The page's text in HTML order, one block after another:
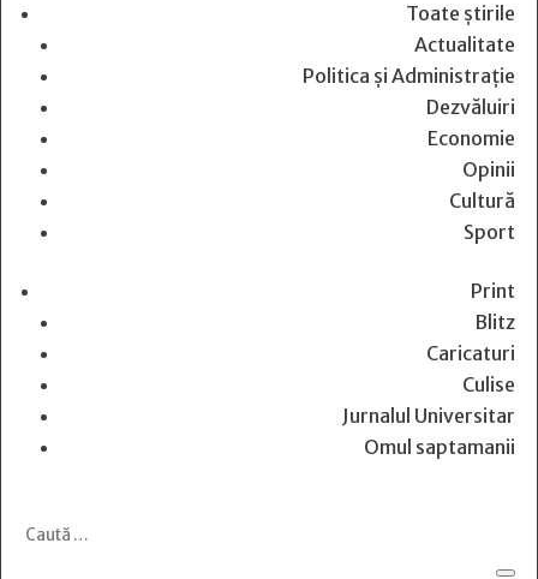
Toate știrile
Actualitate
Politica și Administrație
Dezvăluiri
Economie
Opinii
Cultură
Sport
Print
Blitz
Caricaturi
Culise
Jurnalul Universitar
Omul saptamanii